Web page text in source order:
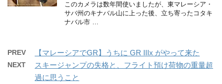
このカメラは数年間使いましたが、東マレーシア・
サバ州のキナバル山に上った後、立ち寄ったコタキ
ナバル市 …
PREV 【マレーシアでGR】うちに GR IIIx がやって来た
NEXT
スキージャンプの失格と、フライト預け荷物の重量超
過に思うこと